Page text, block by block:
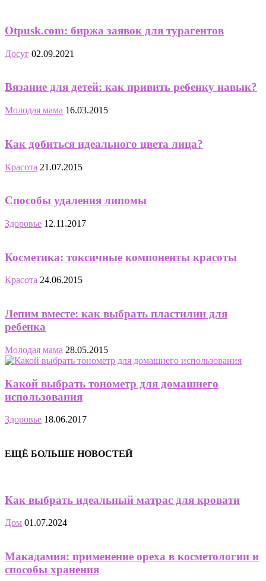
Otpusk.com: биржа заявок для турагентов
Досуг 02.09.2021
Вязание для детей: как привить ребенку навык?
Молодая мама 16.03.2015
Как добиться идеального цвета лица?
Красота 21.07.2015
Способы удаления липомы
Здоровье 12.11.2017
Косметика: токсичные компоненты красоты
Красота 24.06.2015
Лепим вместе: как выбрать пластилин для
ребенка
Молодая мама 28.05.2015
Какой выбрать тонометр для домашнего
использования
Здоровье 18.06.2017
ЕЩЁ БОЛЬШЕ НОВОСТЕЙ
Как выбрать идеальный матрас для кровати
Дом 01.07.2024
Макадамия: применение ореха в косметологии и
способы хранения